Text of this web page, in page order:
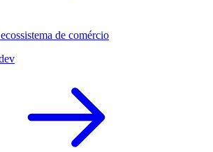
de comércio